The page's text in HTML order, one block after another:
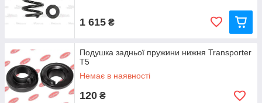
1 615 ₴
Подушка задньої пружини нижня Transporter
T5
Немає в наявності
120 ₴